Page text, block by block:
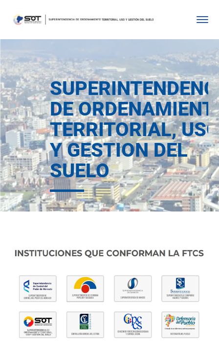
DE
TERRITORIAL,
Y GESTION DEL
SUELO